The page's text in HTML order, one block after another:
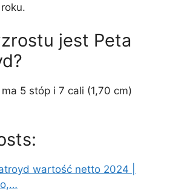
jest Peta
5 stóp i 7 cali (1,70 cm)
wartość netto 2024 |